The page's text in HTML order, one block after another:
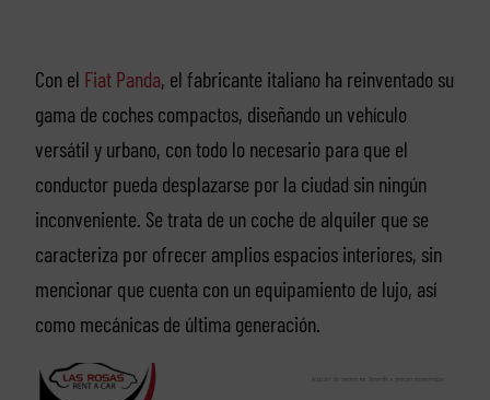
Con el Fiat Panda, el fabricante italiano ha reinventado su
gama de coches compactos, diseñando un vehículo
versátil y urbano, con todo lo necesario para que el
conductor pueda desplazarse por la ciudad sin ningún
inconveniente. Se trata de un coche de alquiler que se
caracteriza por ofrecer amplios espacios interiores, sin
mencionar que cuenta con un equipamiento de lujo, así
como mecánicas de última generación.